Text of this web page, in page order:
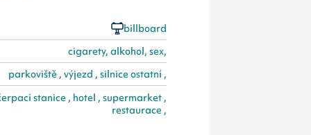
billboard
cigarety, alkohol, sex,
parkoviště , výjezd , silnice ostatní ,
stanice , hotel , supermarket ,
restaurace ,